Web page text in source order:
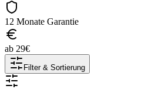
12 Monate Garantie
ab 29€
Filter & Sortierung